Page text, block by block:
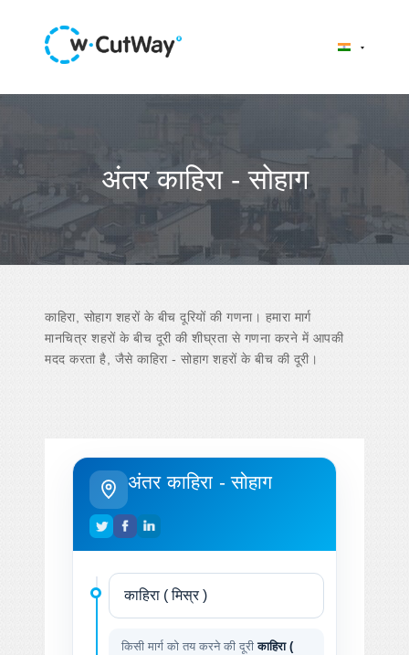
अंतर काहिरा - सोहाग
काहिरा, सोहाग शहरों के बीच दूरियों की गणना। हमारा मार्ग
मानचित्र शहरों के बीच दूरी की शीघ्रता से गणना करने में आपकी
मदद करता है, जैसे काहिरा - सोहाग शहरों के बीच की दूरी।
अंतर काहिरा - सोहाग
किसी मार्ग को तय करने की दूरीकाहिरा (